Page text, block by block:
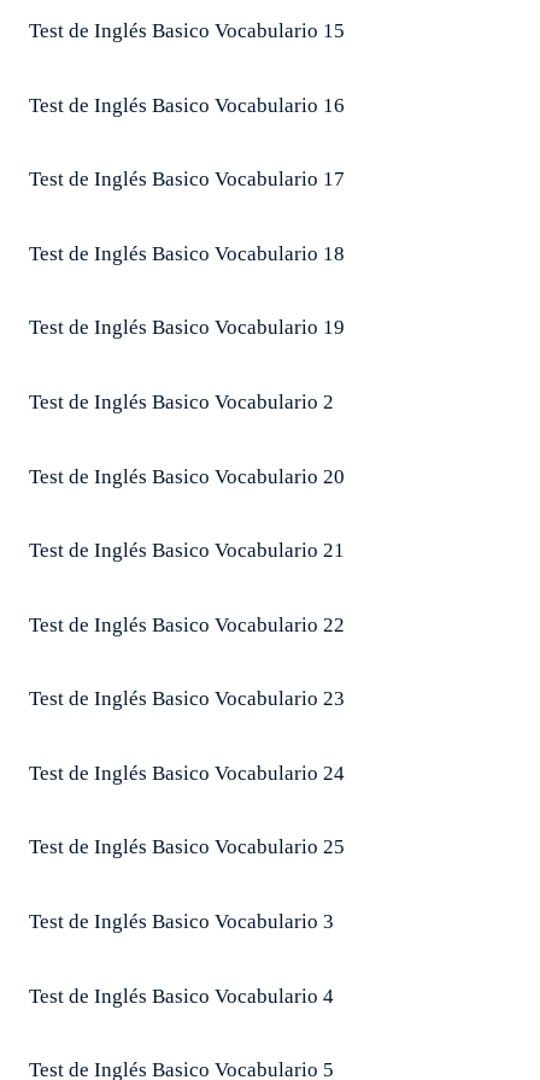
Test de Inglés Basico Vocabulario 15
Test de Inglés Basico Vocabulario 16
Test de Inglés Basico Vocabulario 17
Test de Inglés Basico Vocabulario 18
Test de Inglés Basico Vocabulario 19
Test de Inglés Basico Vocabulario 2
Test de Inglés Basico Vocabulario 20
Test de Inglés Basico Vocabulario 21
Test de Inglés Basico Vocabulario 22
Test de Inglés Basico Vocabulario 23
Test de Inglés Basico Vocabulario 24
Test de Inglés Basico Vocabulario 25
Test de Inglés Basico Vocabulario 3
Test de Inglés Basico Vocabulario 4
Test de Inglés Basico Vocabulario 5